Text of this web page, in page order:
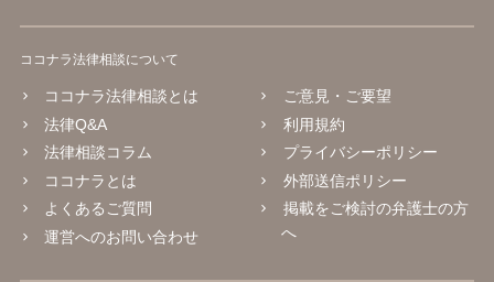
ココナラ法律相談について
ココナラ法律相談とは
法律Q&A
法律相談コラム
ココナラとは
よくあるご質問
運営へのお問い合わせ
ご意見・ご要望
利用規約
プライバシーポリシー
外部送信ポリシー
掲載をご検討の弁護士の方
へ